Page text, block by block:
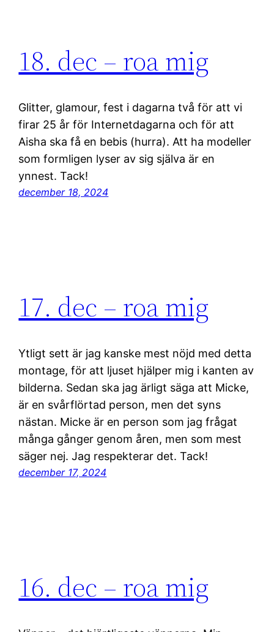
18. dec – roa mig
Glitter, glamour, fest i dagarna två för att vi
firar 25 år för Internetdagarna och för att
Aisha ska få en bebis (hurra). Att ha modeller
som formligen lyser av sig själva är en
ynnest. Tack!
december 18, 2024
17. dec – roa mig
Ytligt sett är jag kanske mest nöjd med detta
montage, för att ljuset hjälper mig i kanten av
bilderna. Sedan ska jag ärligt säga att Micke,
är en svårflörtad person, men det syns
nästan. Micke är en person som jag frågat
många gånger genom åren, men som mest
säger nej. Jag respekterar det. Tack!
december 17, 2024
16. dec – roa mig